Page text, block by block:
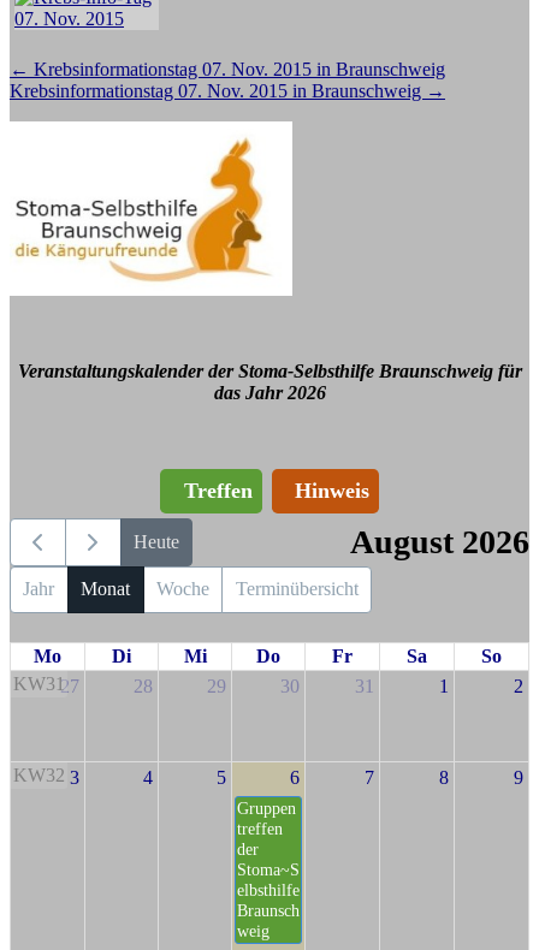
Beitragsnavigation
← Krebsinformationstag 07. Nov. 2015 in Braunschweig
Krebsinformationstag 07. Nov. 2015 in Braunschweig →
Veranstaltungskalender der Stoma-Selbsthilfe Braunschweig für
das Jahr 2026
Treffen Hinweis
Heute August 2026
Jahr Monat Woche Terminübersicht
Mo Di Mi Do Fr Sa
So
KW3127 28 29 30 31 1 2
KW32 3 4 5 6
Gruppen
treffen
der
Stoma~S
elbsthilfe
Braunsch
weig
7 8 9